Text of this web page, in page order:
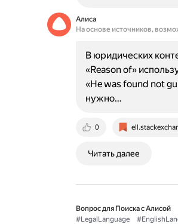
Алиса
На основе источников,
0
В юридических
«Reason of»
«He was found not
нужно…
Читать далее
Вопрос для Поиска с Алисой
#LegalLanguage